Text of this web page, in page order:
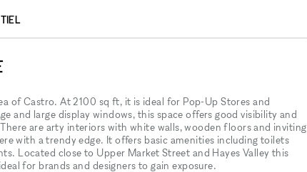
of Castro. At 2100 sq ft, it is ideal for Pop-Up Stores and
and large display windows, this space offers good visibility and
are arty interiors with white walls, wooden floors and inviting
with a trendy edge. It offers basic amenities including toilets
Located close to Upper Market Street and Hayes Valley this
for brands and designers to gain exposure.